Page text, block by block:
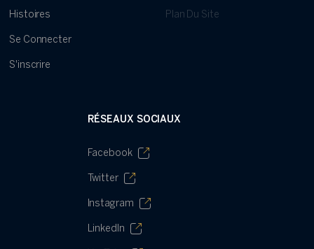
Histoires
Se Connecter
S'inscrire
Plan Du Site
RÉSEAUX SOCIAUX
Facebook
Twitter
Instagram
LinkedIn